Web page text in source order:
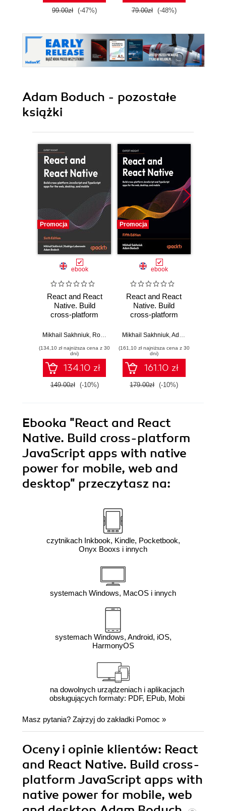
99.00zł (-47%) 79.00zł (-48%)
Adam Boduch - pozostałe
książki
Promocja
ebook
React and React
Native. Build
cross-platform
TypeScript apps for
Sixth Edition
Mikhail Sakhniuk Rodrigo Lobenwein ,Adam Boduch
(134,10 zł najniższa cena z 30
dni)
134.10 zł
149.00zł (-10%)
Promocja
ebook
React and React
Native. Build
cross-platform
TypeScript apps for
and mobile - Fifth
Edition
Mikhail Sakhniuk, Adam Boduch
(161,10 zł najniższa cena z 30
dni)
161.10 zł
179.00zł (-10%)
Ebooka "React and React
Native. Build cross-platform
JavaScript apps with native
power for mobile, web and
desktop" przeczytasz na:
czytnikach Inkbook, Kindle, Pocketbook,
Onyx Booxs i innych
systemach Windows, MacOS i innych
systemach Windows, Android, iOS,
HarmonyOS
na dowolnych urządzeniach i aplikacjach
obsługujących formaty: PDF, EPub, Mobi
Masz pytania? Zajrzyj do zakładki Pomoc »
Oceny i opinie klientów: React
and React Native. Build cross-
platform JavaScript apps with
native power for mobile, web